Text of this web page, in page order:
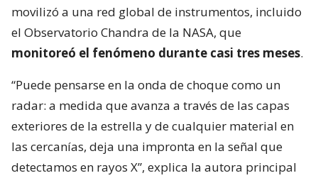
movilizó a una red global de instrumentos, incluido
el Observatorio Chandra de la NASA, que
monitoreó el fenómeno durante casi tres meses.
“Puede pensarse en la onda de choque como un
radar: a medida que avanza a través de las capas
exteriores de la estrella y de cualquier material en
las cercanías, deja una impronta en la señal que
detectamos en rayos X”, explica la autora principal